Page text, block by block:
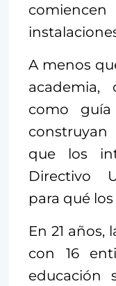
A menos
academia,
como
construyan
que los
Directivo
para qué
En 21 años,
con 16
educación